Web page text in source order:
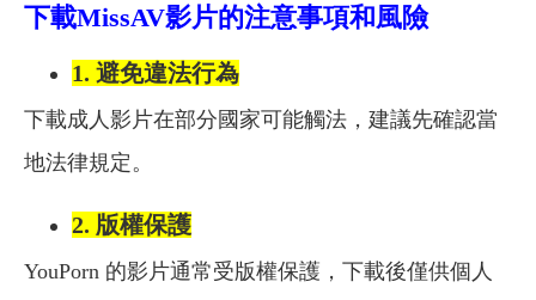
下載MissAV影片的注意事項和風險
1. 避免違法行為
下載成人影片在部分國家可能觸法，建議先確認當
地法律規定。
2. 版權保護
YouPorn 的影片通常受版權保護，下載後僅供個人